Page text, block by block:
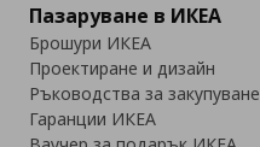
Пазаруване в ИКЕА
Брошури ИКЕА
Проектиране и дизайн
Ръководства за закупуване
Гаранции ИКЕА